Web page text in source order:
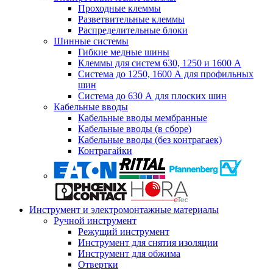
Проходные клеммы
Разветвительные клеммы
Распределительные блоки
Шинные системы
Гибкие медные шины
Клеммы для систем 630, 1250 и 1600 А
Система до 1250, 1600 А для профильных
шин
Система до 630 А для плоских шин
Кабельные вводы
Кабельные вводы мембранные
Кабельные вводы (в сборе)
Кабельные вводы (без контрагаек)
Контрагайки
Инструмент и электромонтажные материалы
Ручной инструмент
Режущий инструмент
Инструмент для снятия изоляции
Инструмент для обжима
Отвертки